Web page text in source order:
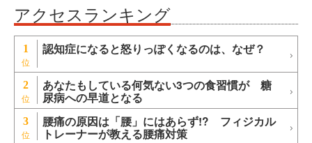
アクセスランキング
1 認知症になると怒りっぽくなるのは、なぜ？
2 あなたもしている何気ない3つの食習慣が 糖
尿病への早道となる
3 腰痛の原因は「腰」にはあらず!? フィジカル
トレーナーが教える腰痛対策